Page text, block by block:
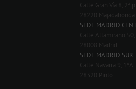
Calle Gran Vía 8, 2ª
28220 Majadahonda
SEDE MADRID
Calle Altamirano 50,
28008 Madrid
SEDE MADRID SUR
Calle Navarra 9, 1ºA
28320 Pinto